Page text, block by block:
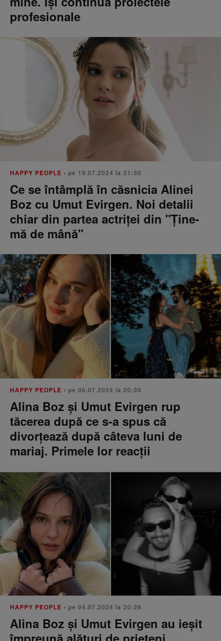
profesionale
HAPPY PEOPLE • pe 19.07.2024 la 21:30
Ce se întâmplă în căsnicia Alinei
Boz cu Umut Evirgen. Noi detalii
chiar din partea actriței din "Ține-
mă de mână"
HAPPY PEOPLE • pe 06.07.2024 la 20:30
Alina Boz și Umut Evirgen rup
tăcerea după ce s-a spus că
divorțează după câteva luni de
mariaj. Primele lor reacții
HAPPY PEOPLE • pe 04.07.2024 la 20:26
Alina Boz și Umut Evirgen au ieșit